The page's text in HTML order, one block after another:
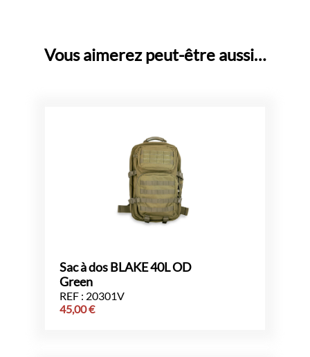
Vous aimerez peut-être aussi…
Sac à dos BLAKE 40L OD
Green
REF : 20301V
45,00€